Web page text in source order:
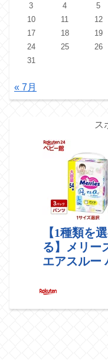
3
4 5
10
11 12
17
18 19
24
25 26
31
« 7月
ス